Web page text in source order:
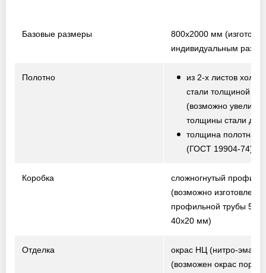
Базовые размеры 800х2000 мм
индивидуальным
Полотно
из 2-х листов
стали толщиной
(возможно
толщины стали до
толщина полотна
(ГОСТ 19904-74)
Коробка
сложногнутый профиль
(возможно
профильной трубы
40х20 мм)
Отделка
окрас НЦ (нитро-эмаль)
(возможен окрас